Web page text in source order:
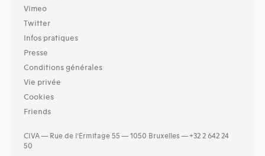
Vimeo
Twitter
Infos pratiques
Presse
Conditions générales
Vie privée
Cookies
Friends
CIVA — Rue de l’Ermitage 55 — 1050 Bruxelles — +32 2 642 24
50